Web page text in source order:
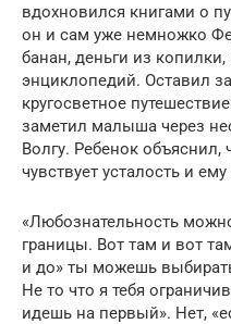
вдохновился книгами о
он и сам уже немножко
банан, деньги из
энциклопедий. Оставил
кругосветное
заметил малыша через
Волгу. Ребенок объяснил,
чувствует усталость и
«Любознательность
границы. Вот там и вот
и до» ты можешь
Не то что я тебя
идешь на первый». Нет,